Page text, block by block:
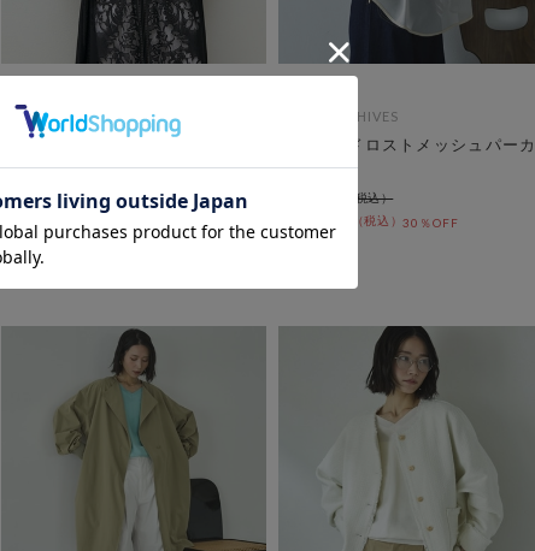
DOUX ARCHIVES
【ロングシーズンHIT ITEM】メ
ッシュテーラードダブルジャケッ
￥11,165 30％OFF
DOUX ARCHIVES
ウエストドロストメッシュパーカ
ー
30％OFF